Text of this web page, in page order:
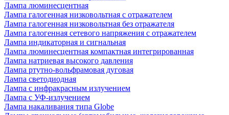
Лампа люминесцентная
Лампа галогенная низковольтная с отражателем
Лампа галогенная низковольтная без отражателя
Лампа галогенная сетевого напряжения с отражателем
Лампа индикаторная и сигнальная
Лампа люминесцентная компактная интегрированная
Лампа натриевая высокого давления
Лампа ртутно-вольфрамовая дуговая
Лампа светодиодная
Лампа с инфракрасным излучением
Лампа с УФ-излучением
Лампа накаливания типа Globe